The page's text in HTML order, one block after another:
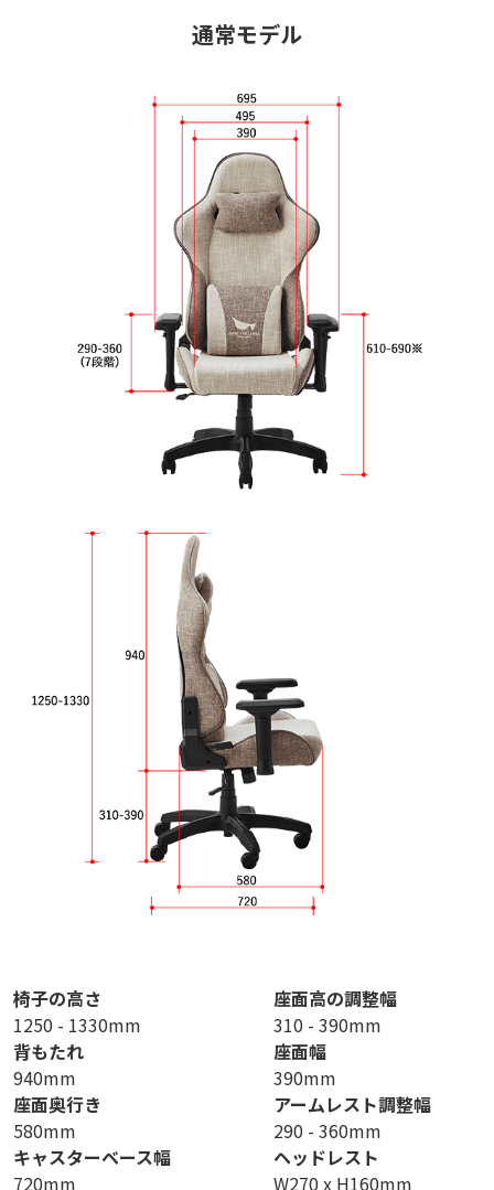
通常モデル
椅子の高さ
1250 - 1330mm
座面高の調整幅
310 - 390mm
背もたれ
940mm
座面幅
390mm
座面奥行き
580mm
アームレスト調整幅
290 - 360mm
キャスターベース幅
720mm
ヘッドレスト
W270 x H160mm